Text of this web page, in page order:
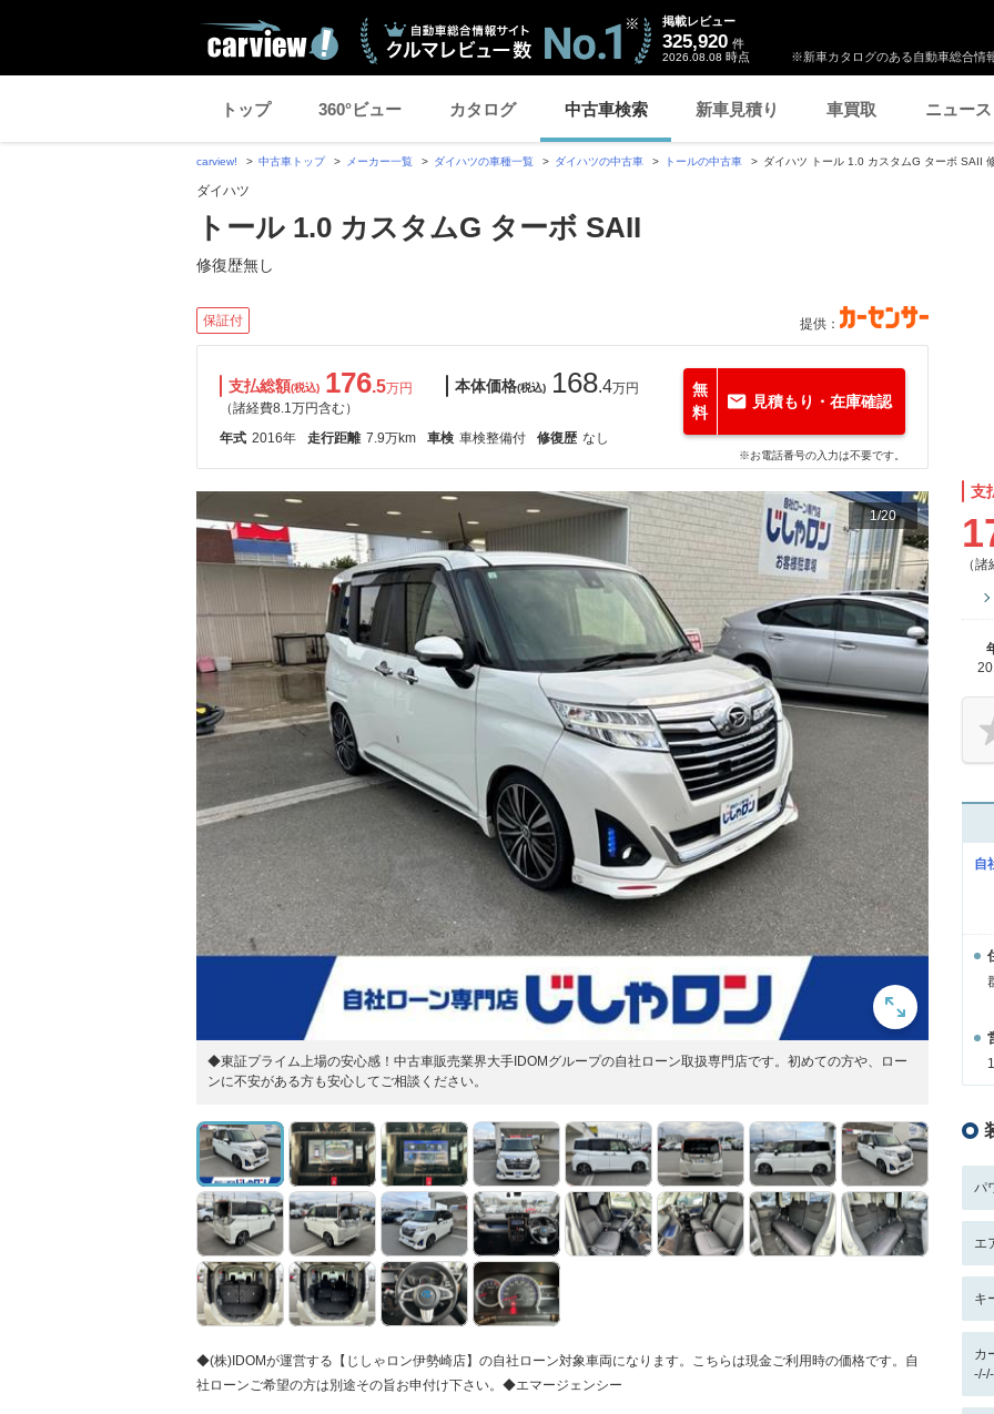
※新車カタログのある自動車総合情
掲載レビュー
325,920 件
2026.08.08 時点
トップ 360°ビュー カタログ 中古車検索 新車見積り 車買取 ニュース
carview! 中古車トップ メーカー一覧 ダイハツの車種一覧 ダイハツの中古車 トールの中古車 ダイハツ トール 1.0 カスタムG ターボ SAII
ダイハツ
トール 1.0 カスタムG ターボ SAII
修復歴無し
保証付 提供：
支払総額(税込) 176.5万円
（諸経費8.1万円含む）
本体価格(税込) 168.4万円
年式 2016年 走行距離 7.9万km 車検 車検整備付 修復歴 なし
無
料
見積もり・在庫確認
※お電話番号の入力は不要です。
1/20
◆東証プライム上場の安心感！中古車販売業界大手IDOMグループの自社ローン取扱専門店です。初めての方や、ロー
ンに不安がある方も安心してご相談ください。
◆(株)IDOMが運営する【じしゃロン伊勢崎店】の自社ローン対象車両になります。こちらは現金ご利用時の価格です。自
社ローンご希望の方は別途その旨お申付け下さい。◆エマージェンシー
支
（
自
パ
エ
キ
カ